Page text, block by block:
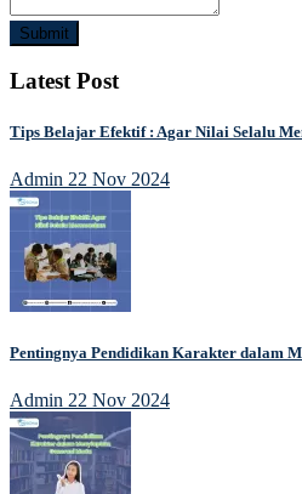
Submit
Latest Post
Tips Belajar Efektif : Agar Nilai Selalu
Admin 22 Nov 2024
Pentingnya Pendidikan Karakter dalam
Admin 22 Nov 2024